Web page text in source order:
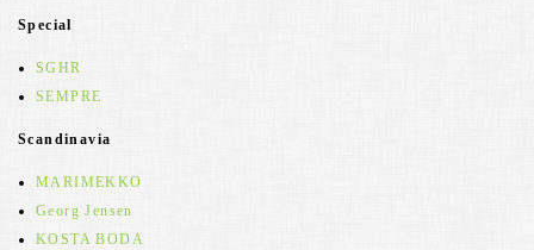
Special
SGHR
SEMPRE
Scandinavia
MARIMEKKO
Georg Jensen
KOSTA BODA